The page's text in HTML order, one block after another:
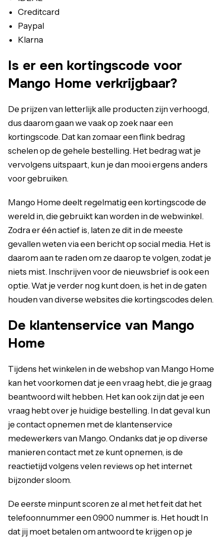
Creditcard
Paypal
Klarna
Is er een kortingscode voor
Mango Home verkrijgbaar?
De prijzen van letterlijk alle producten zijn verhoogd,
dus daarom gaan we vaak op zoek naar een
kortingscode. Dat kan zomaar een flink bedrag
schelen op de gehele bestelling. Het bedrag wat je
vervolgens uitspaart, kun je dan mooi ergens anders
voor gebruiken.
Mango Home deelt regelmatig een kortingscode de
wereld in, die gebruikt kan worden in de webwinkel.
Zodra er één actief is, laten ze dit in de meeste
gevallen weten via een bericht op social media. Het is
daarom aan te raden om ze daarop te volgen, zodat je
niets mist. Inschrijven voor de nieuwsbrief is ook een
optie. Wat je verder nog kunt doen, is het in de gaten
houden van diverse websites die kortingscodes delen.
De klantenservice van Mango
Home
Tijdens het winkelen in de webshop van Mango Home
kan het voorkomen dat je een vraag hebt, die je graag
beantwoord wilt hebben. Het kan ook zijn dat je een
vraag hebt over je huidige bestelling. In dat geval kun
je contact opnemen met de klantenservice
medewerkers van Mango. Ondanks dat je op diverse
manieren contact met ze kunt opnemen, is de
reactietijd volgens velen reviews op het internet
bijzonder sloom.
De eerste minpunt scoren ze al met het feit dat het
telefoonnummer een 0900 nummer is. Het houdt In
dat jij moet betalen om antwoord te krijgen op je